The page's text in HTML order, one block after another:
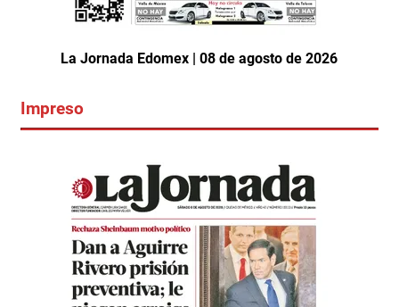
La Jornada Edomex | 08 de agosto de 2026
Impreso